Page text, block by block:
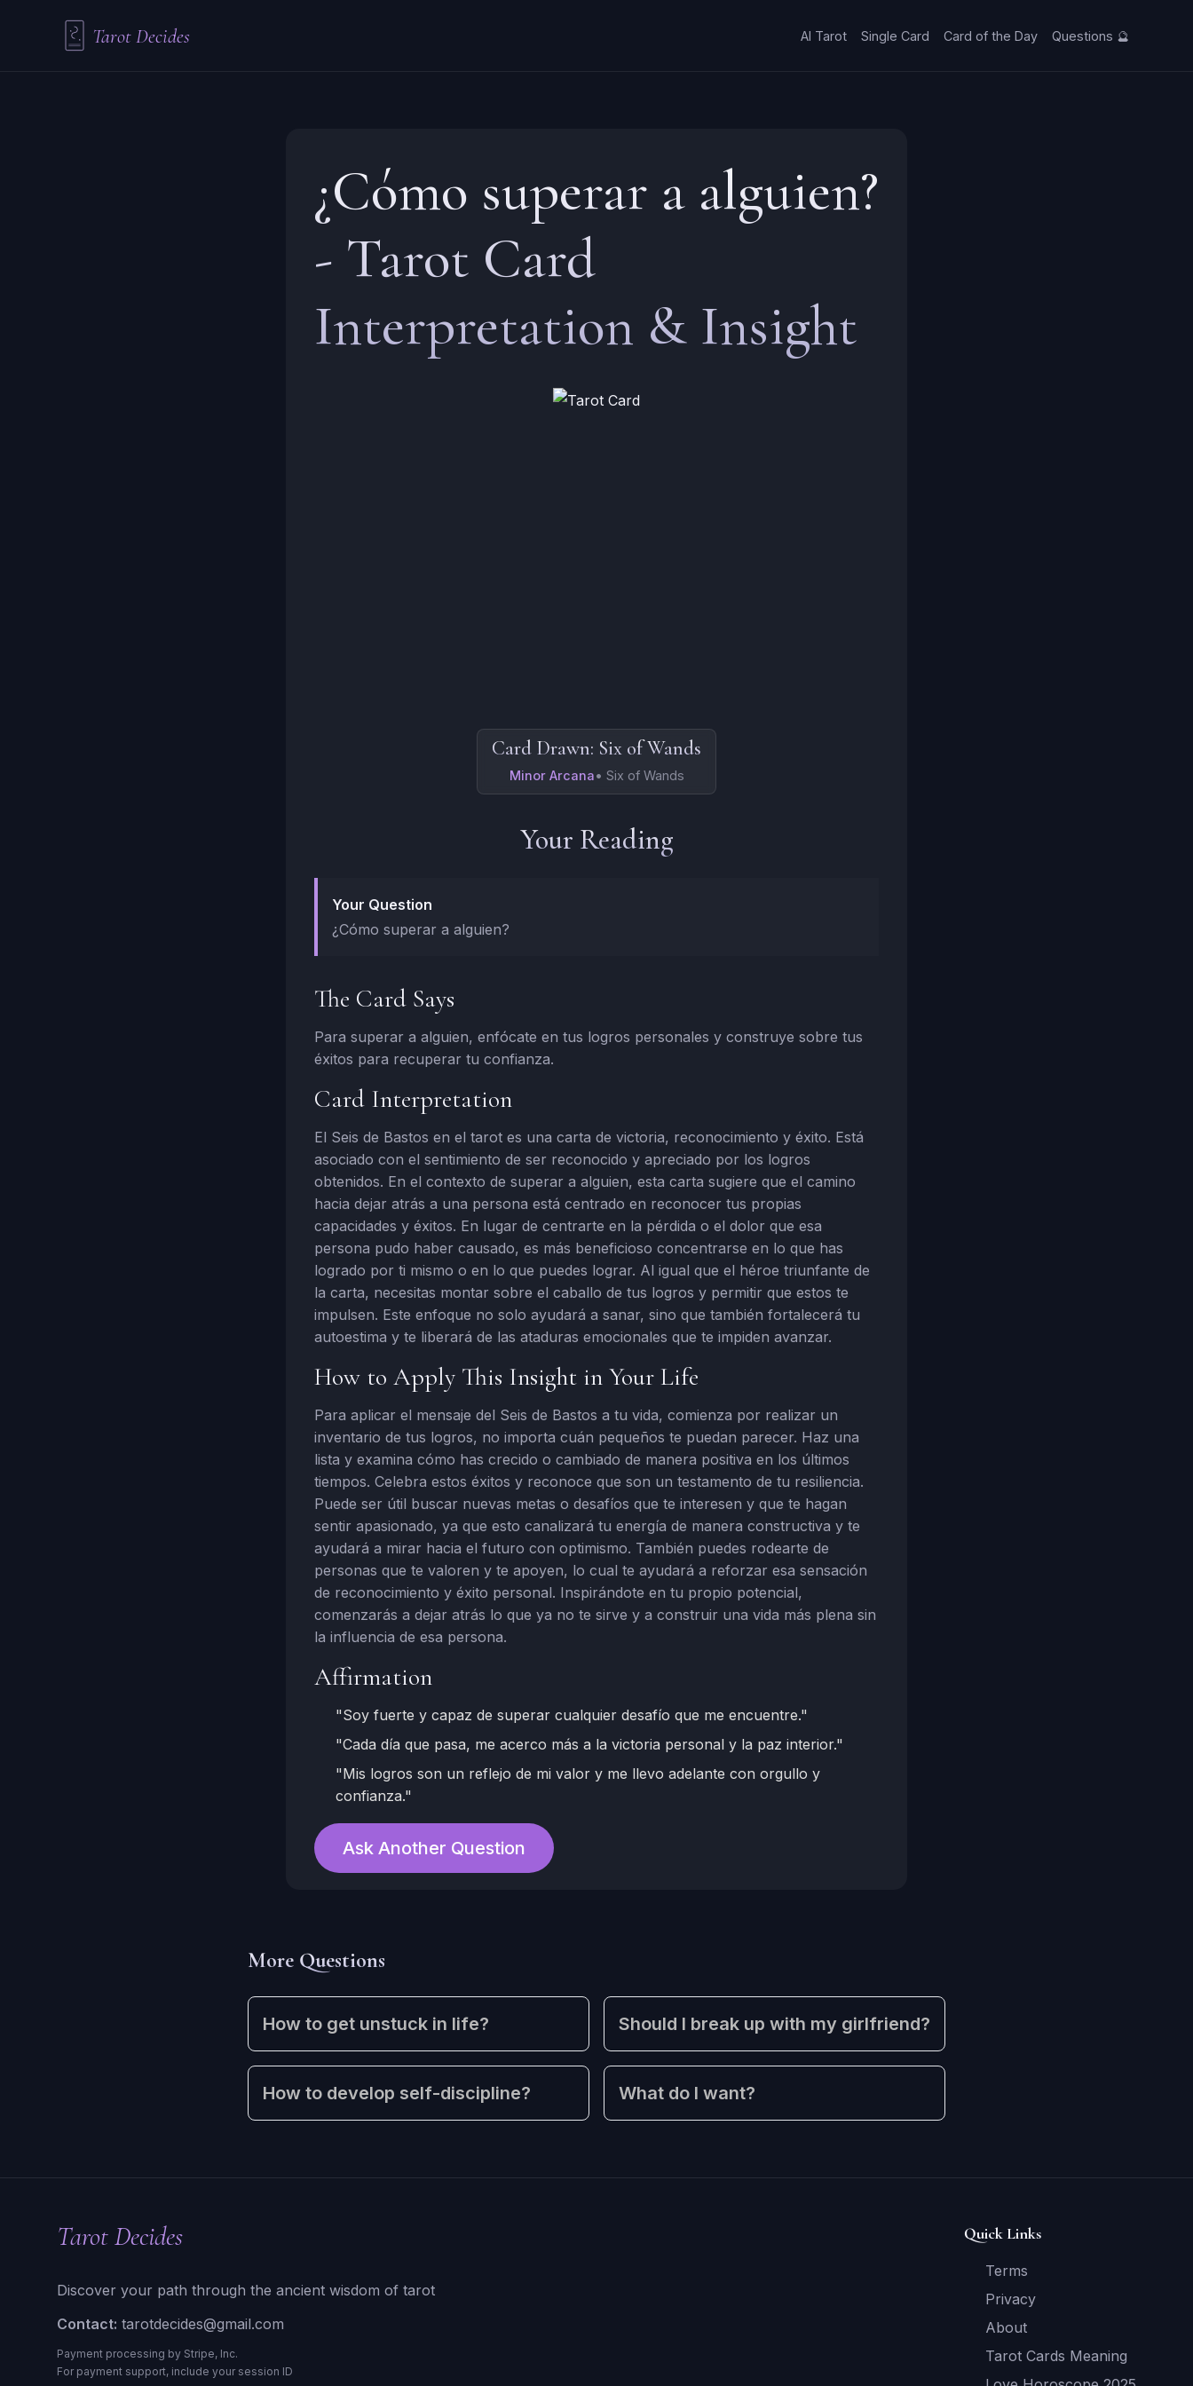
Tarot Decides AI Tarot Single Card Card of the Day Questions 🔮
¿Cómo superar a alguien?
- Tarot Card
Interpretation & Insight
Card Drawn: Six of Wands
Minor Arcana• Six of Wands
Your Reading
Your Question
¿Cómo superar a alguien?
The Card Says
Para superar a alguien, enfócate en tus logros personales y construye sobre tus
éxitos para recuperar tu confianza.
Card Interpretation
El Seis de Bastos en el tarot es una carta de victoria, reconocimiento y éxito. Está
asociado con el sentimiento de ser reconocido y apreciado por los logros
obtenidos. En el contexto de superar a alguien, esta carta sugiere que el camino
hacia dejar atrás a una persona está centrado en reconocer tus propias
capacidades y éxitos. En lugar de centrarte en la pérdida o el dolor que esa
persona pudo haber causado, es más beneficioso concentrarse en lo que has
logrado por ti mismo o en lo que puedes lograr. Al igual que el héroe triunfante de
la carta, necesitas montar sobre el caballo de tus logros y permitir que estos te
impulsen. Este enfoque no solo ayudará a sanar, sino que también fortalecerá tu
autoestima y te liberará de las ataduras emocionales que te impiden avanzar.
How to Apply This Insight in Your Life
Para aplicar el mensaje del Seis de Bastos a tu vida, comienza por realizar un
inventario de tus logros, no importa cuán pequeños te puedan parecer. Haz una
lista y examina cómo has crecido o cambiado de manera positiva en los últimos
tiempos. Celebra estos éxitos y reconoce que son un testamento de tu resiliencia.
Puede ser útil buscar nuevas metas o desafíos que te interesen y que te hagan
sentir apasionado, ya que esto canalizará tu energía de manera constructiva y te
ayudará a mirar hacia el futuro con optimismo. También puedes rodearte de
personas que te valoren y te apoyen, lo cual te ayudará a reforzar esa sensación
de reconocimiento y éxito personal. Inspirándote en tu propio potencial,
comenzarás a dejar atrás lo que ya no te sirve y a construir una vida más plena sin
la influencia de esa persona.
Affirmation
"Soy fuerte y capaz de superar cualquier desafío que me encuentre."
"Cada día que pasa, me acerco más a la victoria personal y la paz interior."
"Mis logros son un reflejo de mi valor y me llevo adelante con orgullo y
confianza."
Ask Another Question
More Questions
How to get unstuck in life? Should I break up with my girlfriend?
How to develop self-discipline? What do I want?
Tarot Decides
Discover your path through the ancient wisdom of tarot
Contact: tarotdecides@gmail.com
Payment processing by Stripe, Inc.
For payment support, include your session ID
Quick Links
Terms
Privacy
About
Tarot Cards Meaning